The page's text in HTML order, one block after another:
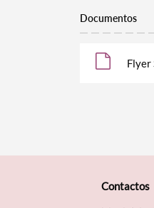
Documentos
Flyer
Contactos